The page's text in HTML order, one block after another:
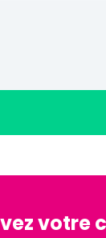
votre